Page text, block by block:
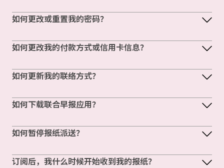
如何更改或重置我的密码？
如何更改我的付款方式或信用卡信息？
如何更新我的联络方式？
如何下载联合早报应用？
如何暂停报纸派送？
订阅后，我什么时候开始收到我的报纸？